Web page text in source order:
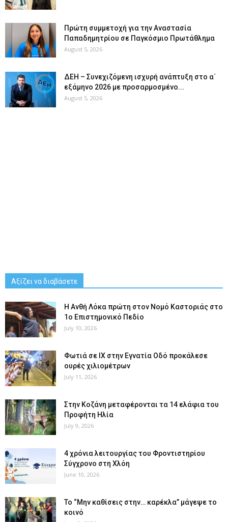
Πρώτη συμμετοχή για την Αναστασία
Παπαδημητρίου σε Παγκόσμιο Πρωτάθλημα
August 5, 2026
ΔΕΗ – Συνεχιζόμενη ισχυρή ανάπτυξη στο α΄
εξάμηνο 2026 με προσαρμοσμένο...
August 5, 2026
Αξίζει να διαβάσετε
Η Ανθή Λόκα πρώτη στον Νομό Καστοριάς στο
1ο Επιστημονικό Πεδίο
July 10, 2026
Φωτιά σε ΙΧ στην Εγνατία Οδό προκάλεσε
ουρές χιλιομέτρων
July 11, 2026
Στην Κοζάνη μεταφέρονται τα 14 ελάφια του
Προφήτη Ηλία
July 9, 2026
4 χρόνια λειτουργίας του Φροντιστηρίου
Σύγχρονο στη Χλόη
June 10, 2026
Το “Μην καθίσεις στην… καρέκλα” μάγεψε το
κοινό